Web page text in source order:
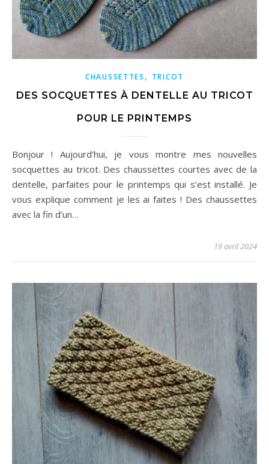
CHAUSSETTES , TRICOT
DES SOCQUETTES À DENTELLE AU TRICOT
POUR LE PRINTEMPS
Bonjour ! Aujourd’hui, je vous montre mes nouvelles
socquettes au tricot. Des chaussettes courtes avec de la
dentelle, parfaites pour le printemps qui s’est installé. Je
vous explique comment je les ai faites ! Des chaussettes
avec la fin d’un…
19 avril 2024